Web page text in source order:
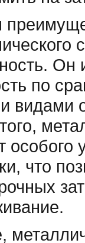
Он
по
видами
особого
что